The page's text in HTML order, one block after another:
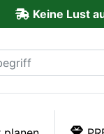
Keine Lust